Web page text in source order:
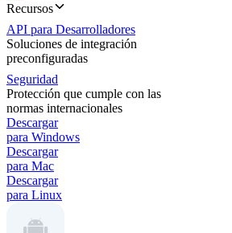
Recursos
API para Desarrolladores
Soluciones de integración
preconfiguradas
Seguridad
Protección que cumple con las
normas internacionales
Descargar
para Windows
Descargar
para Mac
Descargar
para Linux